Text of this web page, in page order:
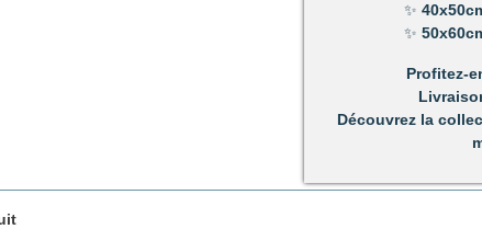
du stress du quotidien.
Améliore votre
Activité pour les
temps parfait pour
✨
✨
Profitez-
Découvrez la